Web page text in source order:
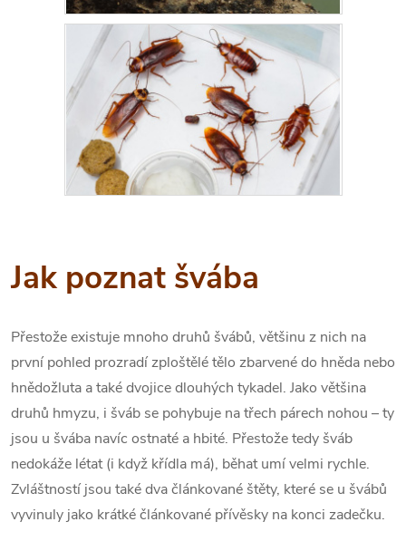
Jak poznat švába
Přestože existuje mnoho druhů švábů, většinu z nich na
první pohled prozradí zploštělé tělo zbarvené do hněda nebo
hnědožluta a také dvojice dlouhých tykadel. Jako většina
druhů hmyzu, i šváb se pohybuje na třech párech nohou – ty
jsou u švába navíc ostnaté a hbité. Přestože tedy šváb
nedokáže létat (i když křídla má), běhat umí velmi rychle.
Zvláštností jsou také dva článkované štěty, které se u švábů
vyvinuly jako krátké článkované přívěsky na konci zadečku.